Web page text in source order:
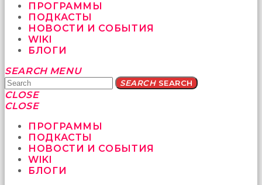
ПРОГРАММЫ
ПОДКАСТЫ
НОВОСТИ И СОБЫТИЯ
WIKI
БЛОГИ
Yatağa
bile
geçmeye
fırsat
sikici
kocalar
güzel
karıları
SEARCH MENU
SEARCHSEARCH
CLOSE
CLOSE
ПРОГРАММЫ
ПОДКАСТЫ
НОВОСТИ И СОБЫТИЯ
WIKI
БЛОГИ